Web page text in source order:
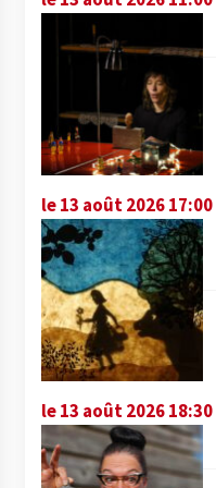
le 13 août 2026 17:00
le 13 août 2026 18:30